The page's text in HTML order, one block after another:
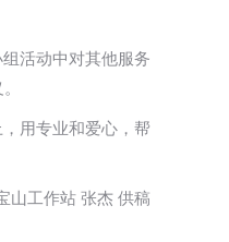
活动中对其他服务
用专业和爱心，帮
山工作站 张杰 供稿